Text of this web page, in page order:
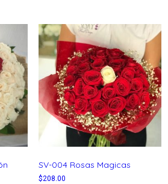
SV-004 Rosas Magicas
$208.00